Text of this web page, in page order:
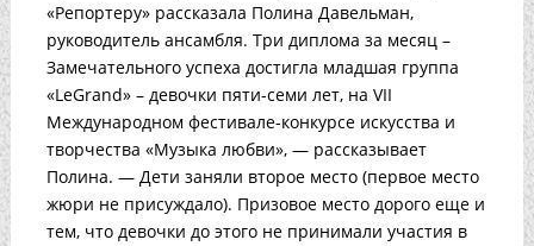
«Репортеру» рассказала Полина Давельман,
руководитель ансамбля. Три диплома за месяц –
Замечательного успеха достигла младшая группа
«LeGrand» – девочки пяти-семи лет, на VII
Международном фестивале-конкурсе искусства и
творчества «Музыка любви», — рассказывает
Полина. — Дети заняли второе место (первое место
жюри не присуждало). Призовое место дорого еще и
тем, что девочки до этого не принимали участия в